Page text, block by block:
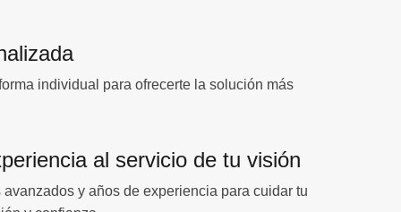
individual para ofrecerte la solución más
al servicio de tu visión
y años de experiencia para cuidar tu